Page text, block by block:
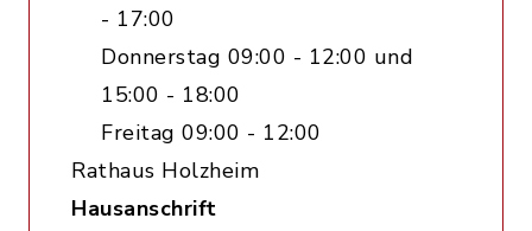
- 17:00
Donnerstag 09:00 - 12:00 und
15:00 - 18:00
Freitag 09:00 - 12:00
Rathaus Holzheim
Hausanschrift